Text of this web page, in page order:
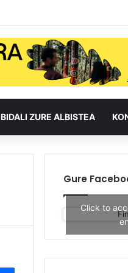
BIDALI ZURE ALBISTEA
Gure
Click to